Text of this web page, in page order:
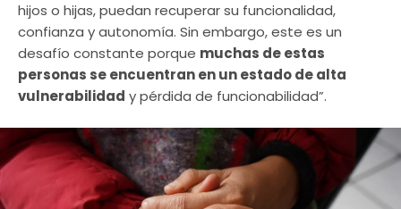
hijos o hijas, puedan recuperar su funcionalidad,
confianza y autonomía. Sin embargo, este es un
desafío constante porque muchas de estas
personas se encuentran en un estado de alta
vulnerabilidad y pérdida de funcionabilidad”.